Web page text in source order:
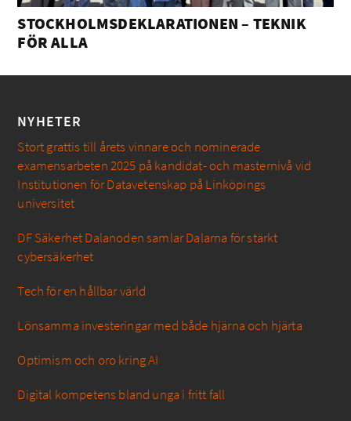
STOCKHOLMSDEKLARATIONEN – TEKNIK
FÖR ALLA
NYHETER
Stort grattis till årets vinnare och nominerade
examensarbeten 2025 på kandidat- och masternivå vid
Institutionen för Datavetenskap på Linköpings
universitet
DF Säkerhet Dalanoden samlar Dalarna för stärkt
cybersäkerhet
Tech för en hållbar värld
Lönsamma investeringar med både hjärna och hjärta
Optimism och oro kring AI
Digital kompetens bland unga i fritt fall